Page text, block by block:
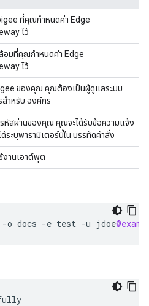
ที่คุณกำหนดค่า Edge
ไว้
อมที่คุณกำหนดค่า Edge
ไว้
ของคุณ คุณต้องเป็นผู้ดูแลระบบ
ำหรับ องค์กร
หัสผ่านของคุณ คุณจะได้รับข้อความแจ้ง
ระบุพารามิเตอร์นี้ใน บรรทัดคำสั่ง
งานเอาต์พุต
-o docs -e test -u jdoe